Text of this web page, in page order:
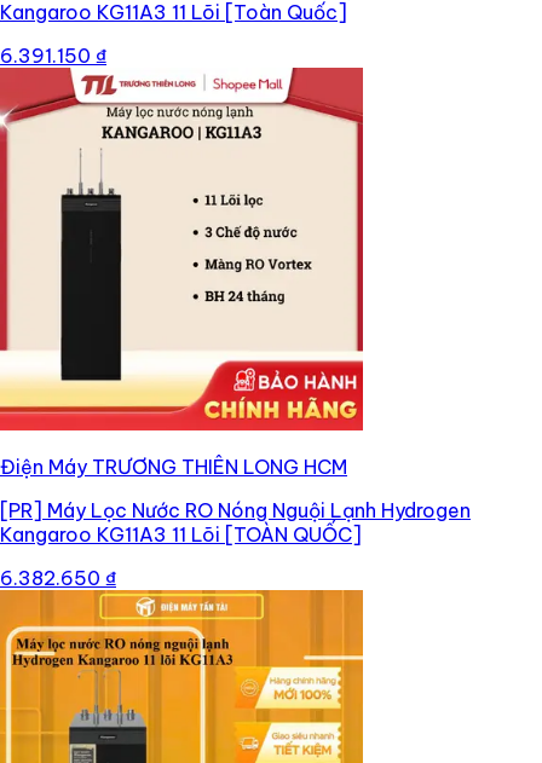
Kangaroo KG11A3 11 Lõi [Toàn Quốc]
6.391.150 ₫
Điện Máy TRƯƠNG THIÊN LONG HCM
[PR] Máy Lọc Nước RO Nóng Nguội Lạnh Hydrogen
Kangaroo KG11A3 11 Lõi [TOÀN QUỐC]
6.382.650 ₫